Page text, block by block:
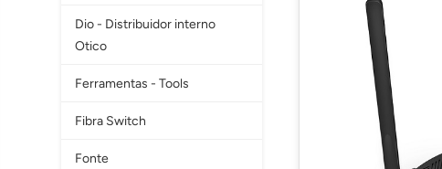
Dio - Distribuidor interno
Otico
Ferramentas - Tools
Fibra Switch
Fonte